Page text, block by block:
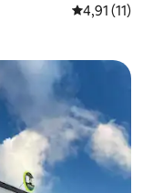
4,91 de uma
4,91 (11)